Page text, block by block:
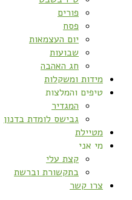
פורים
פסח
יום העצמאות
שבועות
חג האהבה
מידות ומשקלות
טיפים והמלצות
המגדיר
גבישס לומדת בדנון
מטיילת
מי אני
קצת עלי
בתקשורת וברשת
צרו קשר